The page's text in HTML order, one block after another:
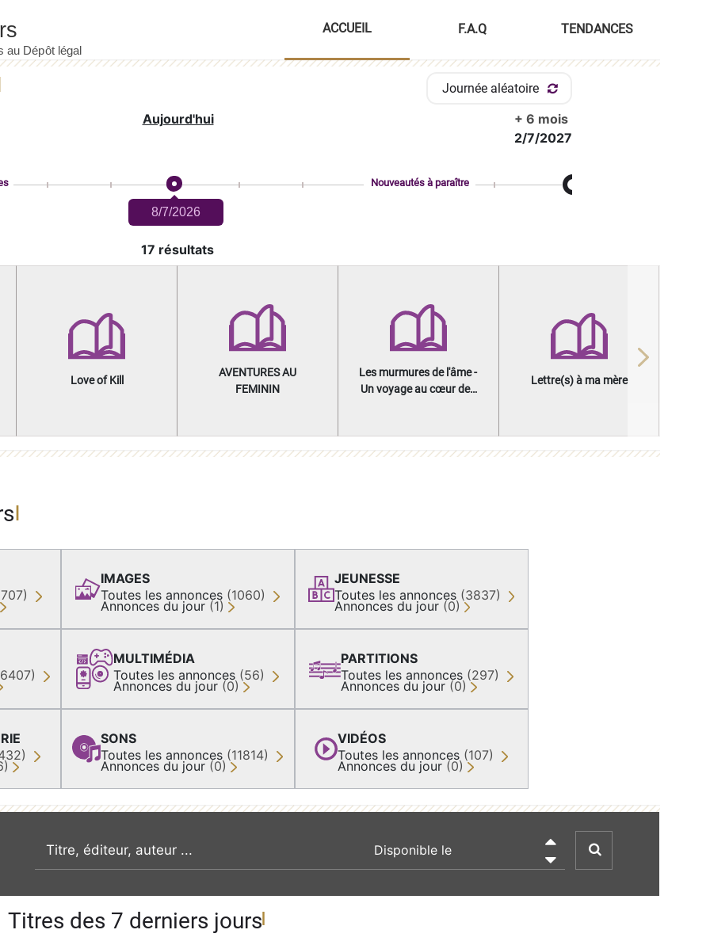
ACCUEIL F.A.Q TENDANCES
Journée aléatoire
Aujourd'hui
+ 6 mois
2/7/2027
8/7/2026
Nouveautés à paraître
17 résultats
Love of Kill
AVENTURES AU
FEMININ
Les murmures de l'âme -
Un voyage au cœur des
Lettre(s) à ma mère
Next
IMAGES
Toutes les annonces (1060)
Annonces du jour (1)
MULTIMÉDIA
Toutes les annonces (56)
Annonces du jour (0)
SONS
Toutes les annonces (11814)
Annonces du jour (0)
JEUNESSE
Toutes les annonces (3837)
Annonces du jour (0)
PARTITIONS
Toutes les annonces (297)
Annonces du jour (0)
VIDÉOS
Toutes les annonces (107)
Annonces du jour (0)
recherche par mot clé

Titres des 7 derniers jours